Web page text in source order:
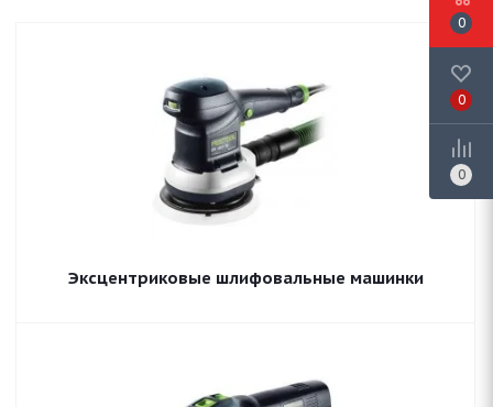
Эксцентриковые шлифовальные машинки
0
0
0